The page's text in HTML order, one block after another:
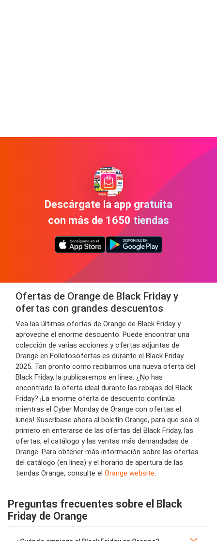
Descárgate la app gratuita
con más de 1650 tiendas
Ofertas de Orange de Black Friday y
ofertas con grandes descuentos
Vea las últimas ofertas de Orange de Black Friday y
aproveche el enorme descuento. Puede encontrar una
colección de varias acciones y ofertas adjuntas de
Orange en Folletosofertas.es durante el Black Friday
2025. Tan pronto como recibamos una nueva oferta del
Black Friday, la publicaremos en línea. ¿No has
encontrado la oferta ideal durante las rebajas del Black
Friday? ¡La enorme oferta de descuento continúa
mientras el Cyber ​​Monday de Orange con ofertas el
lunes! Suscríbase ahora al boletín Orange, para que sea el
primero en enterarse de las ofertas del Black Friday, las
ofertas, el catálogo y las ventas más demandadas de
Orange. Para obtener más información sobre las ofertas
del catálogo (en línea) y el horario de apertura de las
tiendas Orange, consulte el Orange website.
Preguntas frecuentes sobre el Black
Friday de Orange